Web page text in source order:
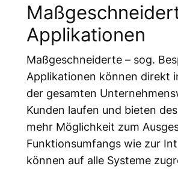
Applikationen
Maßgeschneiderte – sog.
Applikationen können direkt
der gesamten
Kunden laufen und bieten
mehr Möglichkeit zum
Funktionsumfangs wie zur
können auf alle Systeme